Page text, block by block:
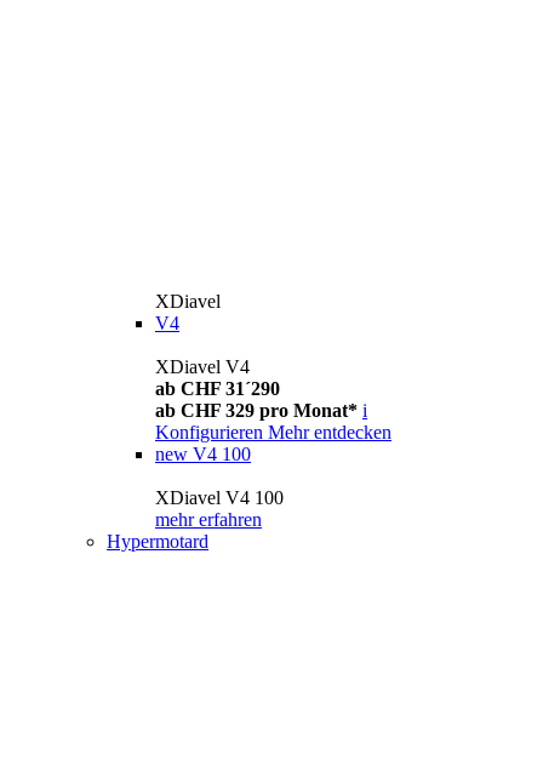
XDiavel
V4
XDiavel V4
ab CHF 31´290
ab CHF 329 pro Monat* i
Konfigurieren Mehr entdecken
new V4 100
XDiavel V4 100
mehr erfahren
Hypermotard